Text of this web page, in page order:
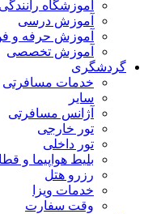
آموزشگاه رانندگی
آموزش درسی
آموزش حرفه و
آموزش تخصصی
گردشگری
خدمات مسافرتی
سایر
آژانس مسافرتی
تور خارجی
تور داخلی
بلیط هواپیما و
رزرو هتل
خدمات ویزا
وقت سفارت